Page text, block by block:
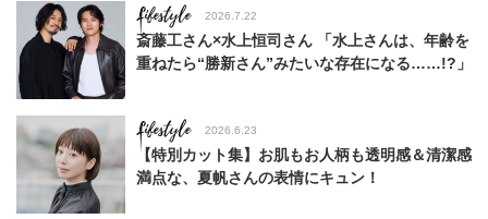
Lifestyle 2026.7.22
斎藤工さん×水上恒司さん 「水上さんは、年齢を
重ねたら“勝新さん”みたいな存在になる……!?」
Lifestyle 2026.6.23
【特別カット集】お肌もお人柄も透明感＆清潔感
満点な、夏帆さんの表情にキュン！